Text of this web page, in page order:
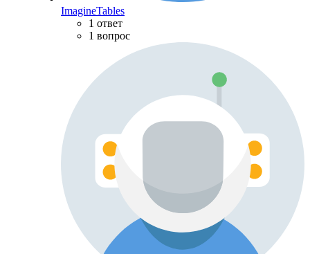
ImagineTables
1 ответ
1 вопрос